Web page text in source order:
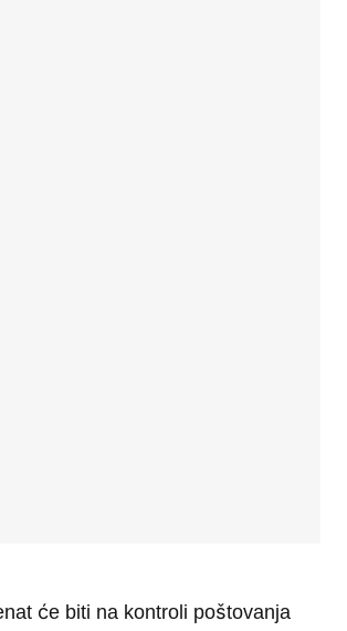
će biti na kontroli poštovanja